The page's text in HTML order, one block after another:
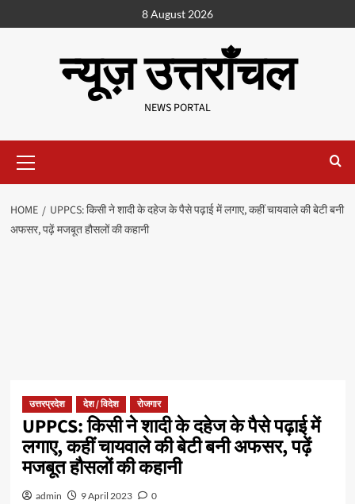
8 August 2026
न्यूज़ उत्तराँचल
NEWS PORTAL
HOME
UPPCS: किसी ने शादी के दहेज के पैसे पढ़ाई में लगाए, कहीं चायवाले की बेटी बनी
अफसर, पढ़ें मजबूत हौसलों की कहानी
उत्तरप्रदेश देश / विदेश रोजगार
UPPCS: किसी ने शादी के दहेज के पैसे पढ़ाई में
लगाए, कहीं चायवाले की बेटी बनी अफसर, पढ़ें
मजबूत हौसलों की कहानी
admin 9 April 2023 0